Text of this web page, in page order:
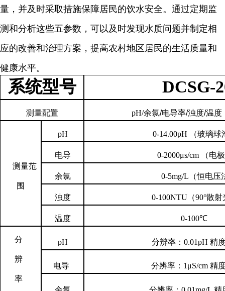
量，并及时采取措施保障居民的饮水安全。通过定期监
测和分析这些五参数，可以及时发现水质问题并制定相
应的改善和治理方案，提高农村地区居民的生活质量和
健康水平。
系统型号 DCSG-
测量配置 pH/余氯/电导率/浊度/温度
测量范
围
pH 0-14.00pH （玻璃球
电导 0-2000μs/cm （电
余氯 0-5mg/L （恒电压
浊度 0-100NTU（90°散射
温度 0-100℃
分
辨
率
pH 分辨率： 0.01pH 精
电导 分辨率： 1μS/cm 精